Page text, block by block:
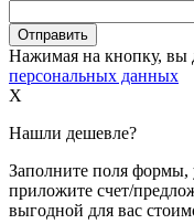
Нажимая на кнопку, вы
персональных данных
X
Нашли дешевле?
Заполните поля формы,
приложите счет/
выгодной для вас